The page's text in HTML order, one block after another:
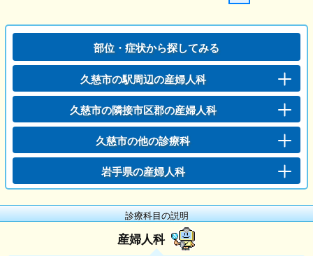
部位・症状から探してみる
久慈市の駅周辺の産婦人科
久慈市の隣接市区郡の産婦人科
久慈市の他の診療科
岩手県の産婦人科
診療科目の説明
産婦人科